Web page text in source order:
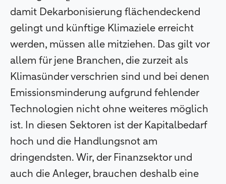
damit Dekarbonisierung flächendeckend
gelingt und künftige Klimaziele erreicht
werden, müssen alle mitziehen. Das gilt vor
allem für jene Branchen, die zurzeit als
Klimasünder verschrien sind und bei denen
Emissionsminderung aufgrund fehlender
Technologien nicht ohne weiteres möglich
ist. In diesen Sektoren ist der Kapitalbedarf
hoch und die Handlungsnot am
dringendsten. Wir, der Finanzsektor und
auch die Anleger, brauchen deshalb eine